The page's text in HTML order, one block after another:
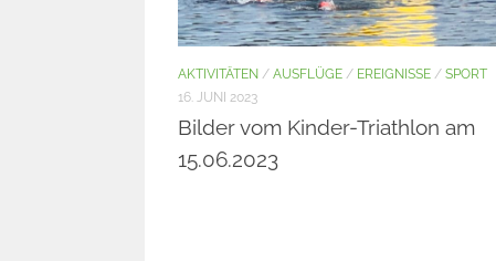
AKTIVITÄTEN / AUSFLÜGE / EREIGNISSE / SPORT
16. JUNI 2023
Bilder vom Kinder-Triathlon am
15.06.2023